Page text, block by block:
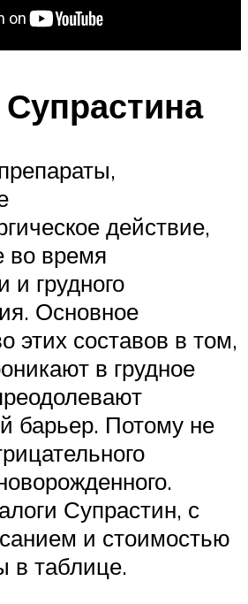
действие,
во время
и грудного
Основное
этих составов в том,
в грудное
барьер. Потому не
Супрастин, с
и стоимостью
в таблице.